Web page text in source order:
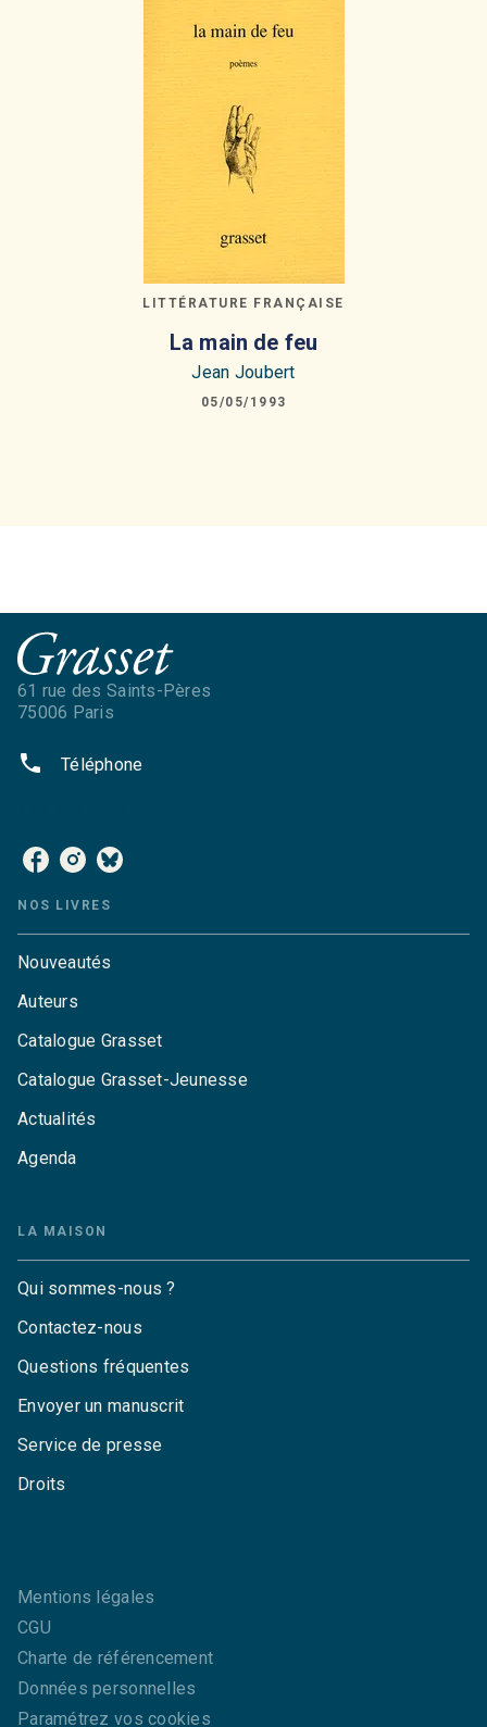
LITTÉRATURE FRANÇAISE
La main de feu
Jean Joubert
05/05/1993
61 rue des Saints-Pères
75006 Paris
phone Téléphone
NOS LIVRES
Nouveautés
Auteurs
Catalogue Grasset
Catalogue Grasset-Jeunesse
Actualités
Agenda
LA MAISON
Qui sommes-nous ?
Contactez-nous
Questions fréquentes
Envoyer un manuscrit
Service de presse
Droits
Mentions légales
CGU
Charte de référencement
Données personnelles
Paramétrez vos cookies